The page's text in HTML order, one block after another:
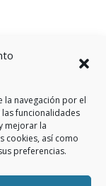
la navegación por el
funcionalidades
mejorar la
cookies, así como
preferencias.